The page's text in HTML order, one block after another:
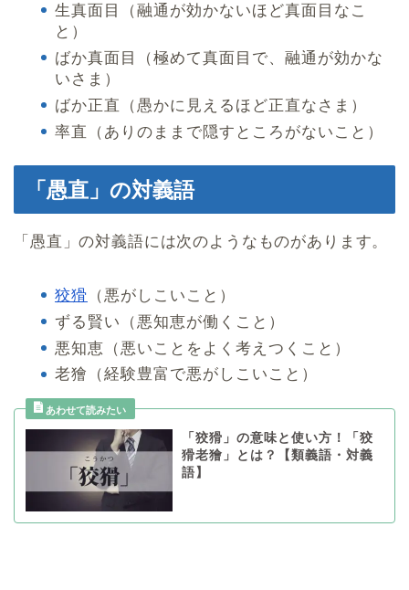
生真面目（融通が効かないほど真面目なこ
と）
ばか真面目（極めて真面目で、融通が効かな
いさま）
ばか正直（愚かに見えるほど正直なさま）
率直（ありのままで隠すところがないこと）
「愚直」の対義語
「愚直」の対義語には次のようなものがあります。
狡猾 （悪がしこいこと）
ずる賢い（悪知恵が働くこと）
悪知恵（悪いことをよく考えつくこと）
老獪（経験豊富で悪がしこいこと）
「狡猾」の意味と使い方！「狡
猾老獪」とは？【類義語・対義
語】